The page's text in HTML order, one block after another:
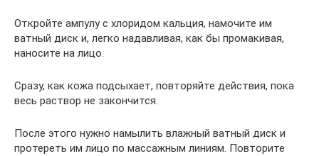
Откройте ампулу с хлоридом кальция, намочите им
ватный диск и, легко надавливая, как бы промакивая,
наносите на лицо.
Сразу, как кожа подсыхает, повторяйте действия, пока
весь раствор не закончится.
После этого нужно намылить влажный ватный диск и
протереть им лицо по массажным линиям. Повторите